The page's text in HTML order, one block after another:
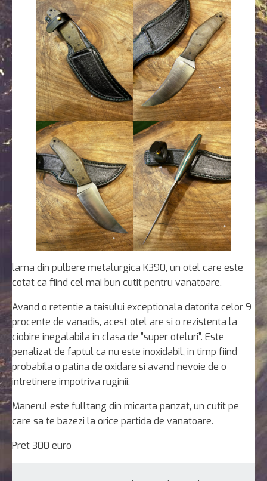
lama din pulbere metalurgica K390, un otel care este
cotat ca fiind cel mai bun cutit pentru vanatoare.
Avand o retentie a taisului exceptionala datorita celor 9
procente de vanadis, acest otel are si o rezistenta la
ciobire inegalabila in clasa de ”super oteluri”. Este
penalizat de faptul ca nu este inoxidabil, in timp fiind
probabila o patina de oxidare si avand nevoie de o
intretinere impotriva ruginii.
Manerul este fulltang din micarta panzat, un cutit pe
care sa te bazezi la orice partida de vanatoare.
Pret 300 euro